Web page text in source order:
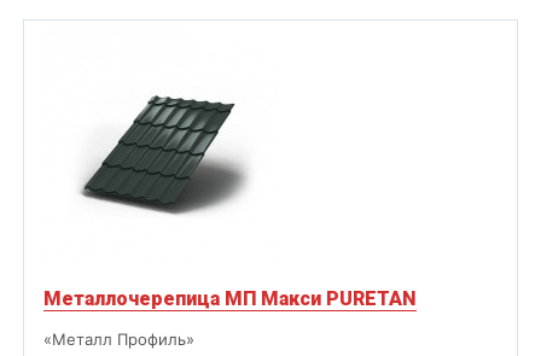
Металлочерепица МП Макси PURETAN
«Металл Профиль»